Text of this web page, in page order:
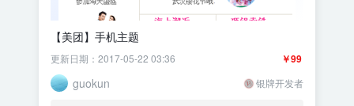
【美团】手机主题
￥99
更新日期：2017-05-22 03:36
guokun 银牌开发者